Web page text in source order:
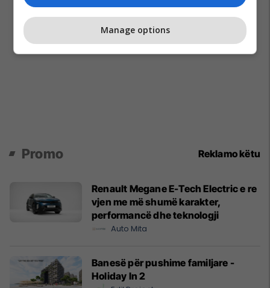
Promo Reklamo këtu
Renault Megane E-Tech Electric e re
vjen me më shumë karakter,
performancë dhe teknologji
Auto Mita
Banesë për pushime familjare -
Holiday In 2
Manage options